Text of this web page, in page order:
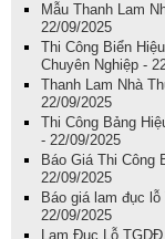
Mẫu Thanh Lam
22/09/2025
Thi Công Biển
Chuyên Nghiệp -
Thanh Lam Nhà
22/09/2025
Thi Công Bảng
- 22/09/2025
Báo Giá Thi Công
22/09/2025
Báo giá lam đục
22/09/2025
Lam Đục Lỗ